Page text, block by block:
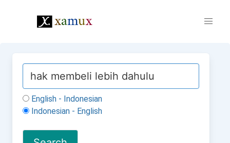
English - Indonesian
Indonesian - English